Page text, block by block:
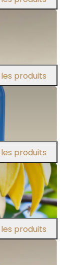
produits
produits
produits